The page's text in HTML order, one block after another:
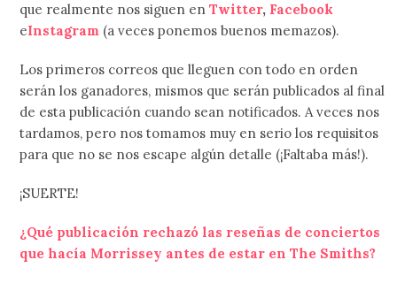
que realmente nos siguen en Twitter, Facebook
eInstagram (a veces ponemos buenos memazos).
Los primeros correos que lleguen con todo en orden
serán los ganadores, mismos que serán publicados al final
de esta publicación cuando sean notificados. A veces nos
tardamos, pero nos tomamos muy en serio los requisitos
para que no se nos escape algún detalle (¡Faltaba más!).
¡SUERTE!
¿Qué publicación rechazó las reseñas de conciertos
que hacía Morrissey antes de estar en The Smiths?